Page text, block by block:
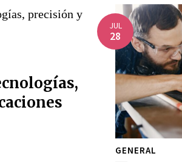
JUL
28
GENERAL